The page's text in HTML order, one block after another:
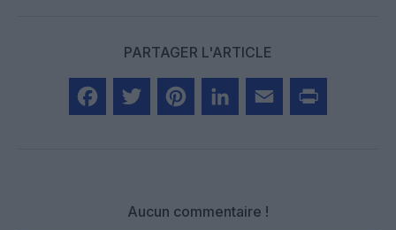
PARTAGER L'ARTICLE
Aucun commentaire !